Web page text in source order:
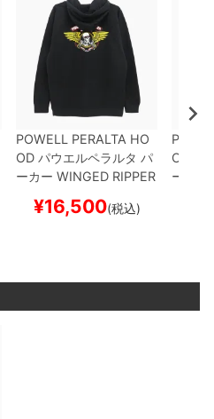
POWELL PERALTA HO
OD パウエルペラルタ パ
ーカー WINGED RIPPER
スケボー
¥16,500(税込)
OD
ーカー